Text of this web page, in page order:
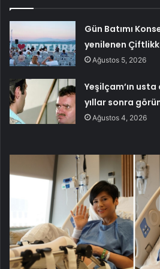
Gün Batımı
yenilenen
Ağustos 5, 2026
Yeşilçam’ın
yıllar sonra
Ağustos 4, 2026